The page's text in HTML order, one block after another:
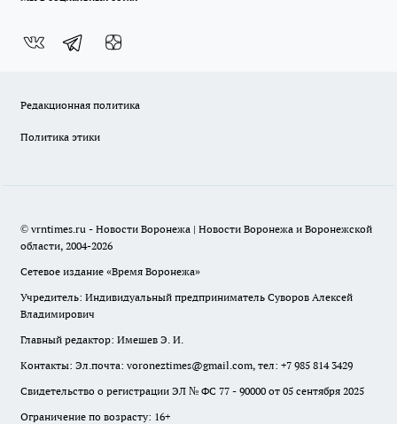
Редакционная политика
Политика этики
© vrntimes.ru - Новости Воронежа | Новости Воронежа и Воронежской
области, 2004-2026
Сетевое издание «Время Воронежа»
Учредитель: Индивидуальный предприниматель Суворов Алексей
Владимирович
Главный редактор: Имешев Э. И.
Контакты: Эл.почта: voroneztimes@gmail.com, тел: +7 985 814 3429
Свидетельство о регистрации ЭЛ № ФС 77 - 90000 от 05 сентября 2025
Ограничение по возрасту: 16+